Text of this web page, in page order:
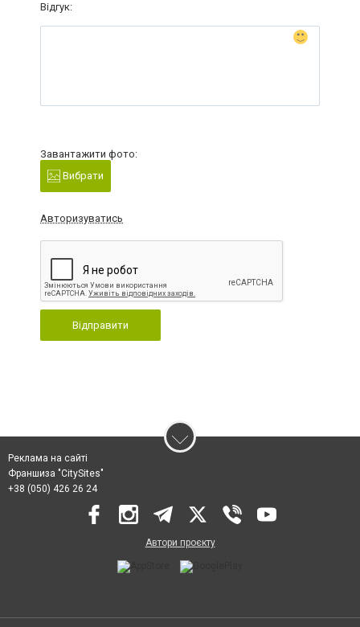
Відгук:
Завантажити фото:
Вибрати
Авторизуватись
Відправити
Реклама на сайті
Франшиза "CitySites"
+38 (050) 426 26 24
Автори проєкту